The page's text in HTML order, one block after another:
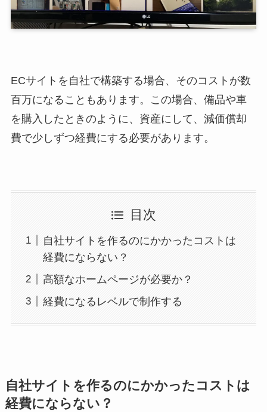
ECサイトを自社で構築する場合、そのコストが数
百万になることもあります。この場合、備品や車
を購入したときのように、資産にして、減価償却
費で少しずつ経費にする必要があります。
目次
自社サイトを作るのにかかったコストは
経費にならない？
高額なホームページが必要か？
経費になるレベルで制作する
自社サイトを作るのにかかったコストは
経費にならない？